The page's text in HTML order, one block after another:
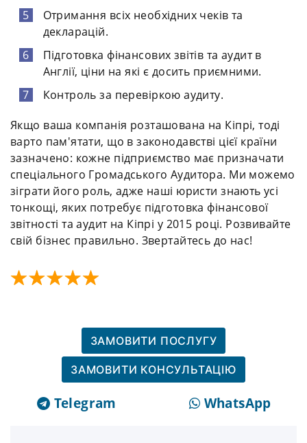
Отримання всіх необхідних чеків та
декларацій.
Підготовка фінансових звітів та аудит в
Англії, ціни на які є досить приємними.
Контроль за перевіркою аудиту.
Якщо ваша компанія розташована на Кіпрі, тоді
варто пам'ятати, що в законодавстві цієї країни
зазначено: кожне підприємство має призначати
спеціального Громадського Аудитора. Ми можемо
зіграти його роль, адже наші юристи знають усі
тонкощі, яких потребує підготовка фінансової
звітності та аудит на Кіпрі у 2015 році. Розвивайте
свій бізнес правильно. Звертайтесь до нас!
ЗАМОВИТИ ПОСЛУГУ
ЗАМОВИТИ КОНСУЛЬТАЦІЮ
Telegram WhatsApp